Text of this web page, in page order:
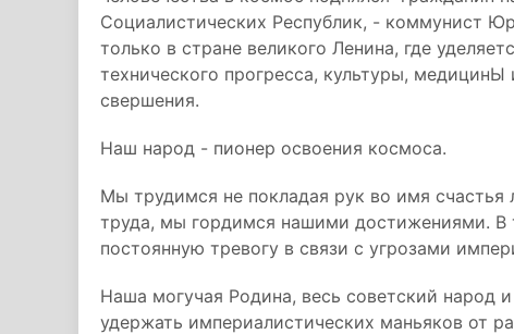
Социалистических Республик, - коммунист
только в стране великого Ленина, где
технического прогресса, культуры,
свершения.
Наш народ - пионер освоения космоса.
Мы трудимся не покладая рук во имя
труда, мы гордимся нашими достижениями. В
постоянную тревогу в связи с угрозами
Наша могучая Родина, весь советский народ
удержать империалистических маньяков от